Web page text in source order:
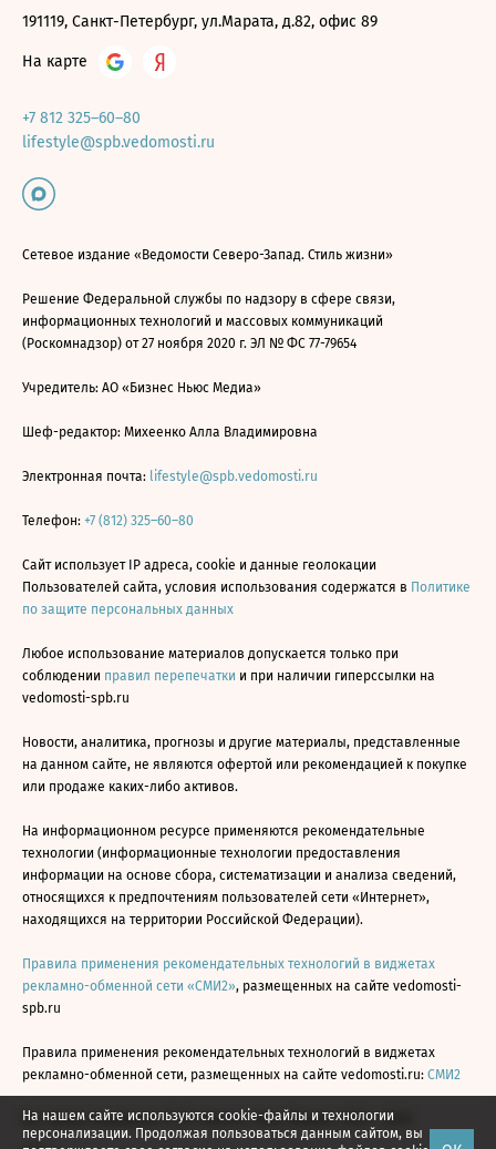
На нашем сайте используются cookie-файлы и технологии
персонализации. Продолжая пользоваться данным сайтом, вы
191119, Санкт-Петербург, ул.Марата, д.82, офис 89
На карте
+7 812 325–60–80
lifestyle@spb.vedomosti.ru
Сетевое издание «Ведомости Северо-Запад. Стиль жизни»
Решение Федеральной службы по надзору в сфере связи,
информационных технологий и массовых коммуникаций
(Роскомнадзор) от 27 ноября 2020 г. ЭЛ № ФС 77-79654
Учредитель: АО «Бизнес Ньюс Медиа»
Шеф-редактор: Михеенко Алла Владимировна
Электронная почта: lifestyle@spb.vedomosti.ru
Телефон: +7 (812) 325–60–80
Сайт использует IP адреса, cookie и данные геолокации
Пользователей сайта, условия использования содержатся в Политике
по защите персональных данных
Любое использование материалов допускается только при
соблюдении правил перепечатки и при наличии гиперссылки на
vedomosti-spb.ru
Новости, аналитика, прогнозы и другие материалы, представленные
на данном сайте, не являются офертой или рекомендацией к покупке
или продаже каких-либо активов.
На информационном ресурсе применяются рекомендательные
технологии (информационные технологии предоставления
информации на основе сбора, систематизации и анализа сведений,
относящихся к предпочтениям пользователей сети «Интернет»,
находящихся на территории Российской Федерации).
Правила применения рекомендательных технологий в виджетах
рекламно-обменной сети «СМИ2», размещенных на сайте vedomosti-
spb.ru
Правила применения рекомендательных технологий в виджетах
рекламно-обменной сети, размещенных на сайте vedomosti.ru: СМИ2
Все права защищены © АО «Бизнес Ньюс Медиа», 2024 - 2026